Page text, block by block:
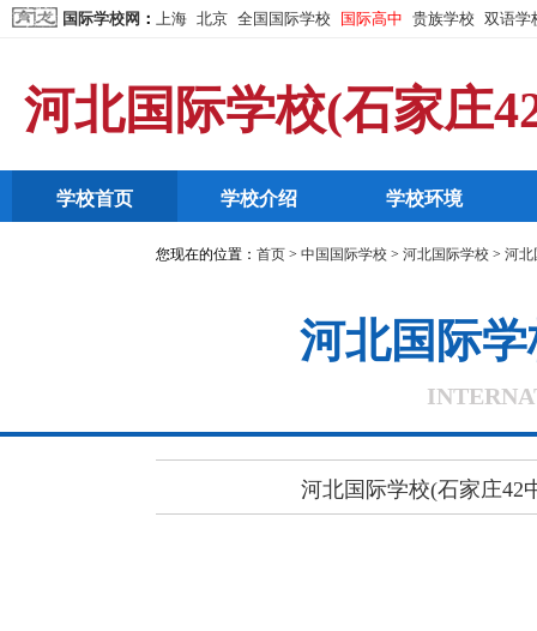
国际学校网 ： 上海 北京 全国国际学校 国际高中 贵族学校 双语学
河北国际学校(石家庄
学校首页 学校介绍 学校环境
您现在的位置： 首页 > 中国国际学校 > 河北国际学校 > 河北
河北国际
河北国际学校(石家庄42